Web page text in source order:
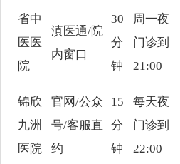
省中
医医
院
滇医通/院
内窗口
30
分
钟
周一夜
门诊到
21:00
锦欣
九洲
医院
官网/公众
号/客服直
约
15
分
钟
每天夜
门诊到
22:00